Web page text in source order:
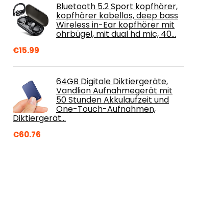
Bluetooth 5.2 Sport kopfhörer,
kopfhörer kabellos, deep bass
Wireless in-Ear kopfhörer mit
ohrbügel, mit dual hd mic, 40…
€15.99
64GB Digitale Diktiergeräte,
Vandlion Aufnahmegerät mit
50 Stunden Akkulaufzeit und
One-Touch-Aufnahmen,
Diktiergerät…
€60.76